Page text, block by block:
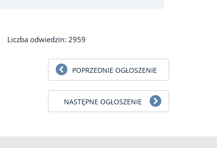
Liczba odwiedzin: 2959
POPRZEDNIE OGŁOSZENIE
NASTĘPNE OGŁOSZENIE